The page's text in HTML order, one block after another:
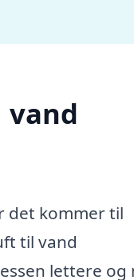
det kommer til
til vand
lettere og